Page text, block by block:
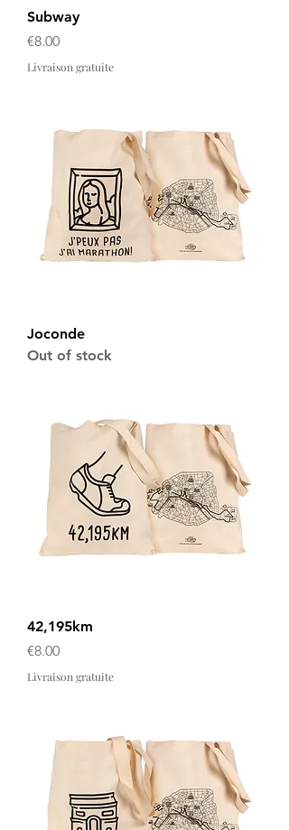
Subway
Price
€8.00
Livraison gratuite
Joconde
Out of stock
42,195km
Price
€8.00
Livraison gratuite